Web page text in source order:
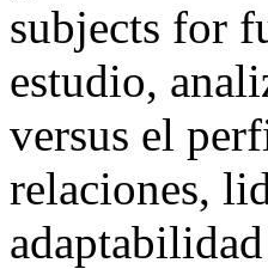
subjects for
estudio,
versus el
relaciones,